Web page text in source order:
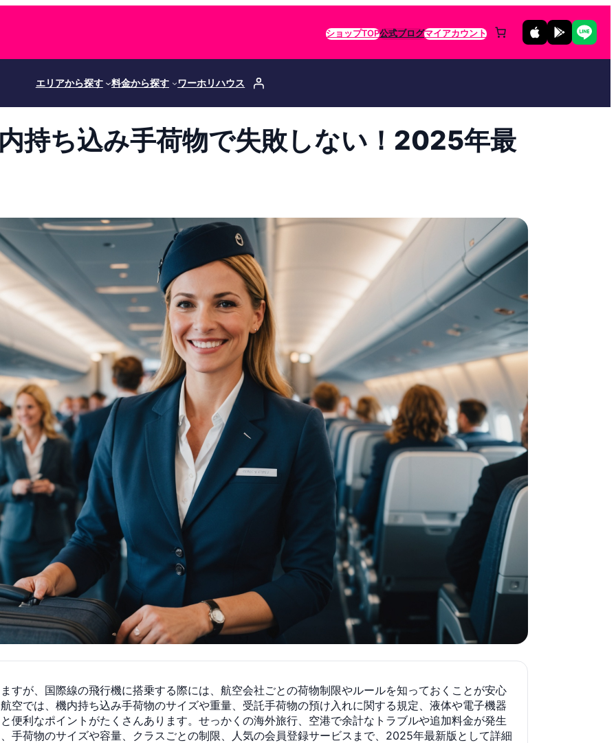
ショップTOP公式ブログマイアカウント
エリアから探す 料金から探す ワーホリハウス
持ち込み手荷物で失敗しない！2025年最
すが、国際線の飛行機に搭乗する際には、航空会社ごとの荷物制限やルールを知っておくことが安心
空では、機内持ち込み手荷物のサイズや重量、受託手荷物の預け入れに関する規定、液体や電子機器
便利なポイントがたくさんあります。せっかくの海外旅行、空港で余計なトラブルや追加料金が発生
手荷物のサイズや容量、クラスごとの制限、人気の会員登録サービスまで、2025年最新版として詳細